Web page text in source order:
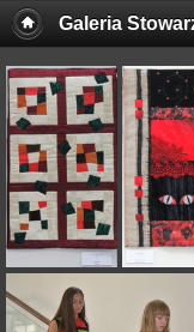
Galeria